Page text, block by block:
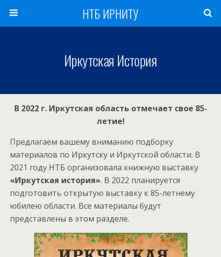
НТБ ИРНИТУ
Иркутская История
В 2022 г. Иркутская область отмечает свое 85-
летие!
Предлагаем вашему вниманию подборку
материалов по Иркутску и Иркутской области. В
2021 году НТБ организовала книжную выставку
«Иркутская история». В 2022 планируется
подготовить открытую выставку к 85-летнему
юбилею области. Все материалы будут
представлены в этом разделе.